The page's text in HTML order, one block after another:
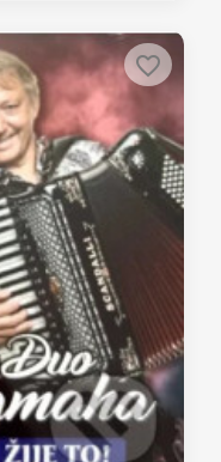
favorite_border